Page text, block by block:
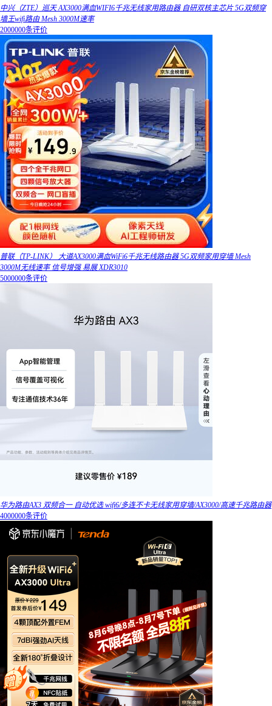
中兴（ZTE）巡天 AX3000满血WIFI6千兆无线家用路由器 自研双核主芯片 5G双频穿
墙王wifi路由 Mesh 3000M速率
2000000条评价
普联（TP-LINK） 大道AX3000满血WiFi6千兆无线路由器 5G双频家用穿墙 Mesh
3000M无线速率 信号增强 易展 XDR3010
5000000条评价
华为路由AX3 双频合一 自动优选 wifi6/多连不卡无线家用穿墙/AX3000/高速千兆路由器
4000000条评价